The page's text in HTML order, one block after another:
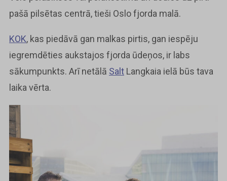
pašā pilsētas centrā, tieši Oslo fjorda malā.
KOK, kas piedāvā gan malkas pirtis, gan iespēju
iegremdēties aukstajos fjorda ūdeņos, ir labs
sākumpunkts. Arī netālā Salt Langkaia ielā būs tava
laika vērta.